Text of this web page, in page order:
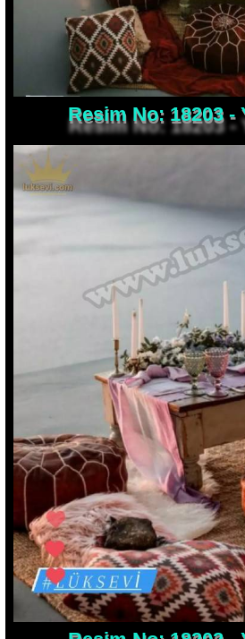
Resim No: 18203 -
Resim No: 18202 -